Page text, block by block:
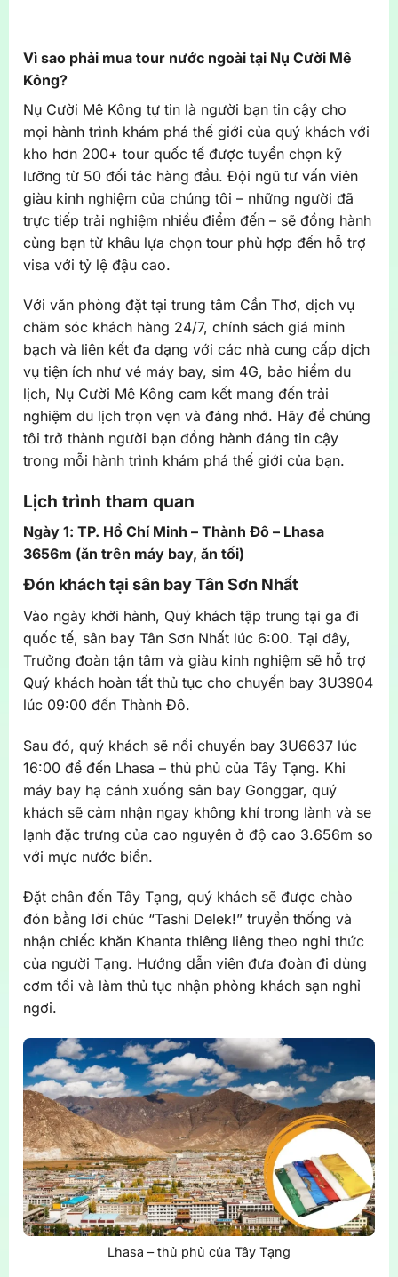
Vì sao phải mua tour nước ngoài tại Nụ Cười Mê
Kông?
Nụ Cười Mê Kông tự tin là người bạn tin cậy cho
mọi hành trình khám phá thế giới của quý khách với
kho hơn 200+ tour quốc tế được tuyển chọn kỹ
lưỡng từ 50 đối tác hàng đầu. Đội ngũ tư vấn viên
giàu kinh nghiệm của chúng tôi – những người đã
trực tiếp trải nghiệm nhiều điểm đến – sẽ đồng hành
cùng bạn từ khâu lựa chọn tour phù hợp đến hỗ trợ
visa với tỷ lệ đậu cao.
Với văn phòng đặt tại trung tâm Cần Thơ, dịch vụ
chăm sóc khách hàng 24/7, chính sách giá minh
bạch và liên kết đa dạng với các nhà cung cấp dịch
vụ tiện ích như vé máy bay, sim 4G, bảo hiểm du
lịch, Nụ Cười Mê Kông cam kết mang đến trải
nghiệm du lịch trọn vẹn và đáng nhớ. Hãy để chúng
tôi trở thành người bạn đồng hành đáng tin cậy
trong mỗi hành trình khám phá thế giới của bạn.
Lịch trình tham quan
Ngày 1: TP. Hồ Chí Minh – Thành Đô – Lhasa
3656m (ăn trên máy bay, ăn tối)
Đón khách tại sân bay Tân Sơn Nhất
Vào ngày khởi hành, Quý khách tập trung tại ga đi
quốc tế, sân bay Tân Sơn Nhất lúc 6:00. Tại đây,
Trưởng đoàn tận tâm và giàu kinh nghiệm sẽ hỗ trợ
Quý khách hoàn tất thủ tục cho chuyến bay 3U3904
lúc 09:00 đến Thành Đô.
Sau đó, quý khách sẽ nối chuyến bay 3U6637 lúc
16:00 để đến Lhasa – thủ phủ của Tây Tạng. Khi
máy bay hạ cánh xuống sân bay Gonggar, quý
khách sẽ cảm nhận ngay không khí trong lành và se
lạnh đặc trưng của cao nguyên ở độ cao 3.656m so
với mực nước biển.
Đặt chân đến Tây Tạng, quý khách sẽ được chào
đón bằng lời chúc “Tashi Delek!” truyền thống và
nhận chiếc khăn Khanta thiêng liêng theo nghi thức
của người Tạng. Hướng dẫn viên đưa đoàn đi dùng
cơm tối và làm thủ tục nhận phòng khách sạn nghỉ
ngơi.
Lhasa – thủ phủ của Tây Tạng